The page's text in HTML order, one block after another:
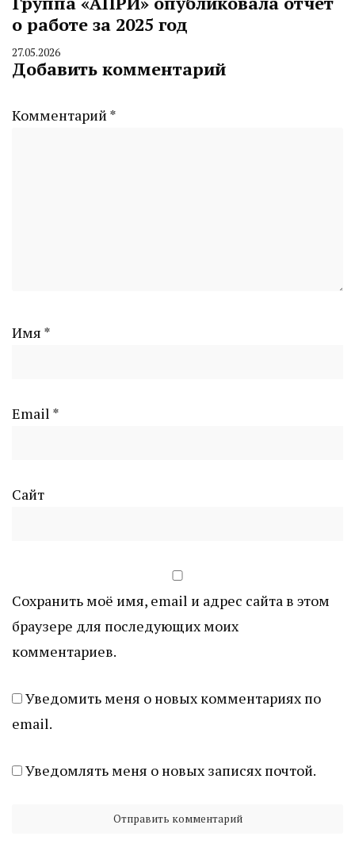
о работе за 2025 год
By
CHELINDUSTRY
27.05.2026
Добавить комментарий
Комментарий *
Имя *
Email *
Сайт
Сохранить моё имя, email и адрес сайта в этом
браузере для последующих моих
комментариев.
Уведомить меня о новых комментариях по
email.
Уведомлять меня о новых записях почтой.